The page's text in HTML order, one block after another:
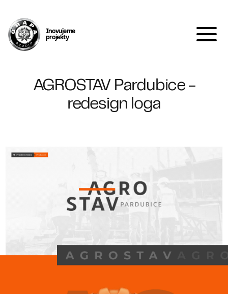
Inovujeme
projekty
AGROSTAV Pardubice -
redesign loga